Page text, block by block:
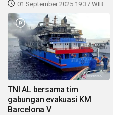
01 September 2025 19:37 WIB
TNI AL bersama tim
gabungan evakuasi KM
Barcelona V